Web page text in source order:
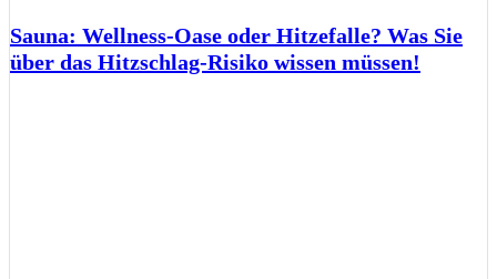
Sauna: Wellness-Oase oder Hitzefalle? Was Sie
über das Hitzschlag-Risiko wissen müssen!